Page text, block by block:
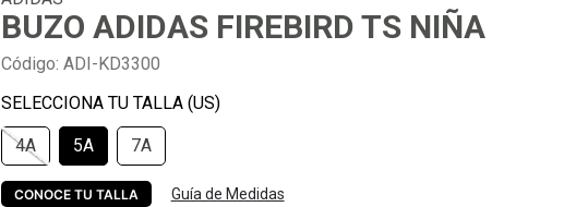
BUZO ADIDAS FIREBIRD TS NIÑA
Código: ADI-KD3300
4A 5A 7A
CONOCE TU TALLA Guía de Medidas